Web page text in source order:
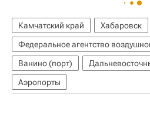
Камчатский край Хабаровск
Ванино (порт)
Аэропорты